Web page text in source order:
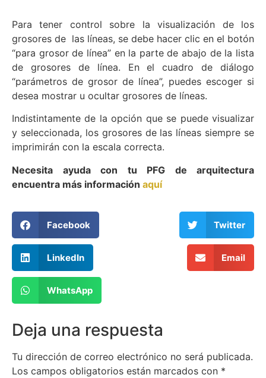
Para tener control sobre la visualización de los
grosores de las líneas, se debe hacer clic en el botón
“para grosor de línea” en la parte de abajo de la lista
de grosores de línea. En el cuadro de diálogo
“parámetros de grosor de línea”, puedes escoger si
desea mostrar u ocultar grosores de líneas.
Indistintamente de la opción que se puede visualizar
y seleccionada, los grosores de las líneas siempre se
imprimirán con la escala correcta.
Necesita ayuda con tu PFG de arquitectura
encuentra más información aquí
Facebook Twitter
LinkedIn Email
WhatsApp
Deja una respuesta
Tu dirección de correo electrónico no será publicada.
Los campos obligatorios están marcados con *